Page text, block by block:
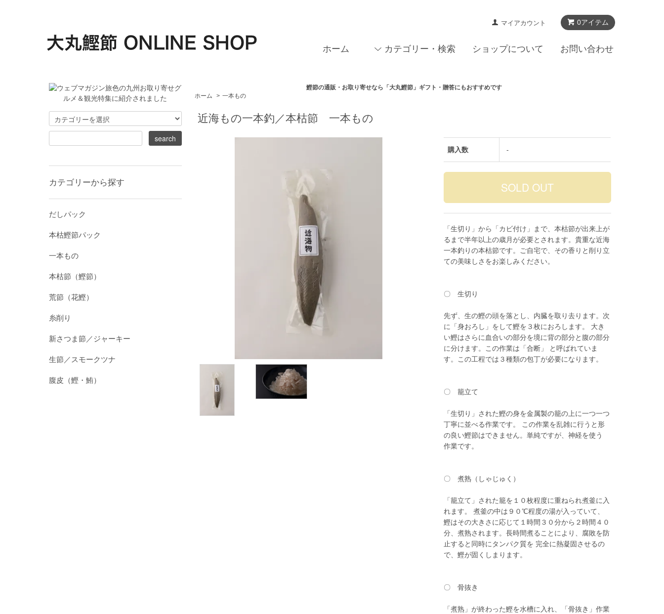
0アイテム
マイアカウント
ホーム カテゴリー・検索 ショップについて お問い合わせ
鰹節の通販・お取り寄せなら「大丸鰹節」ギフト・贈答にもおすすめです
ホーム
> 一本もの
近海もの一本釣／本枯節 一本もの
購入数 -
「生切り」から「カビ付け」まで、本枯節が出来上が
るまで半年以上の歳月が必要とされます。貴重な近海
一本釣りの本枯節です。ご自宅で、その香りと削り立
ての美味しさをお楽しみください。
〇 生切り
先ず、生の鰹の頭を落とし、内臓を取り去ります。次
に「身おろし」をして鰹を３枚におろします。 大き
い鰹はさらに血合いの部分を境に背の部分と腹の部分
に分けます。この作業は「合断」 と呼ばれていま
す。この工程では３種類の包丁が必要になります。
〇 籠立て
「生切り」された鰹の身を金属製の籠の上に一つ一つ
丁寧に並べる作業です。 この作業を乱雑に行うと形
の良い鰹節はできません。単純ですが、神経を使う
作業です。
〇 煮熟（しゃじゅく）
「籠立て」された籠を１０枚程度に重ねられ煮釜に入
れます。 煮釜の中は９０℃程度の湯が入っていて、
鰹はその大きさに応じて１時間３０分から２時間４０
分、煮熟されます。長時間煮ることにより、腐敗を防
止すると同時にタンパク質を 完全に熱凝固させるの
で、鰹が固くしまります。
〇 骨抜き
「煮熟」が終わった鰹を水槽に入れ、「骨抜き」作業
カテゴリーから探す
だしパック
本枯鰹節パック
一本もの
本枯節（鰹節）
荒節（花鰹）
糸削り
新さつま節／ジャーキー
生節／スモークツナ
腹皮（鰹・鮪）